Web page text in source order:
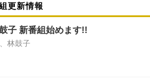
更新情報
子 新番組始めます!!
林鼓子